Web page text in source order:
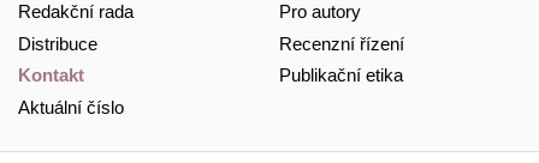
Redakční rada
Distribuce
Kontakt
Aktuální číslo
Pro autory
Recenzní řízení
Publikační etika